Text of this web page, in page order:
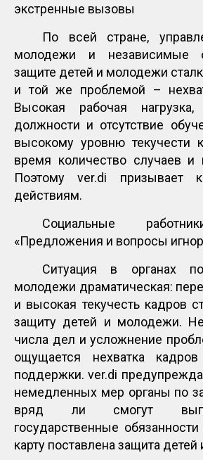
экстренные вызовы
По всей стране,
молодежи и независимые
защите детей и молодежи
и той же проблемой –
Высокая рабочая нагрузка,
должности и отсутствие
высокому уровню текучести
время количество случаев и
Поэтому ver.di призывает
действиям.
Социальные
«Предложения и вопросы
Ситуация в органах
молодежи драматическая:
и высокая текучесть кадров
защиту детей и молодежи.
числа дел и усложнение
ощущается нехватка
поддержки. ver.di
немедленных мер органы по
вряд ли смогут
государственные
карту поставлена ​​защита